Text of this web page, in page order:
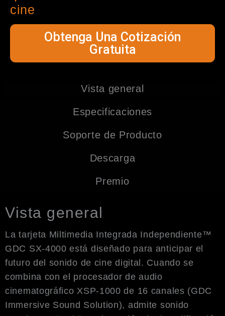
cine
Obtenga Una Cotización
Gratuita
Vista general
Especificaciones
Soporte de Producto
Descarga
Premio
Vista general
La tarjeta Miltimedia Integrada Independiente™
GDC SX-4000 está diseñado para anticipar el
futuro del sonido de cine digital. Cuando se
combina con el procesador de audio
cinematográfico XSP-1000 de 16 canales (GDC
Immersive Sound Solution), admite sonido